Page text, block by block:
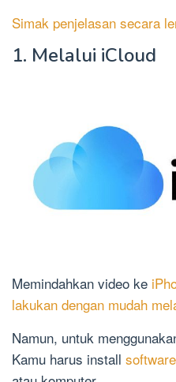
Simak penjelasan secara
1. Melalui iCloud
Memindahkan video ke
lakukan dengan mudah
Namun, untuk
Kamu harus install